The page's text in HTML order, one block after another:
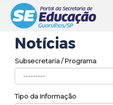
Notícias
Subsecretaria / Programa
Tipo da Informação